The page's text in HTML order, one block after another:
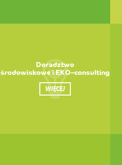
Doradztwo
środowiskowe i EKO–consulting
WIĘCEJ